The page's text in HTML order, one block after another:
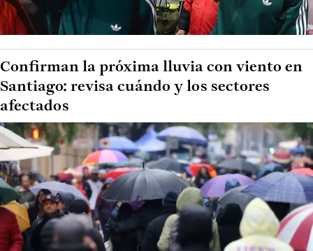
Confirman la próxima lluvia con viento en
Santiago: revisa cuándo y los sectores
afectados